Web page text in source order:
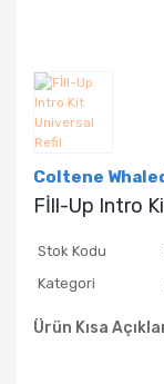
Coltene
Fİll-Up Intro
Stok Kodu
Kategori
Ürün Kısa